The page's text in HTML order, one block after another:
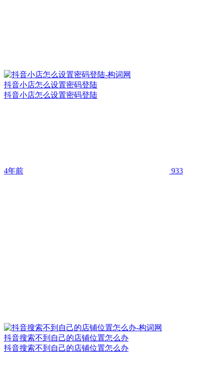
抖音小店怎么设置密码登陆
抖音小店怎么设置密码登陆
4年前 933
抖音搜索不到自己的店铺位置怎么办
抖音搜索不到自己的店铺位置怎么办